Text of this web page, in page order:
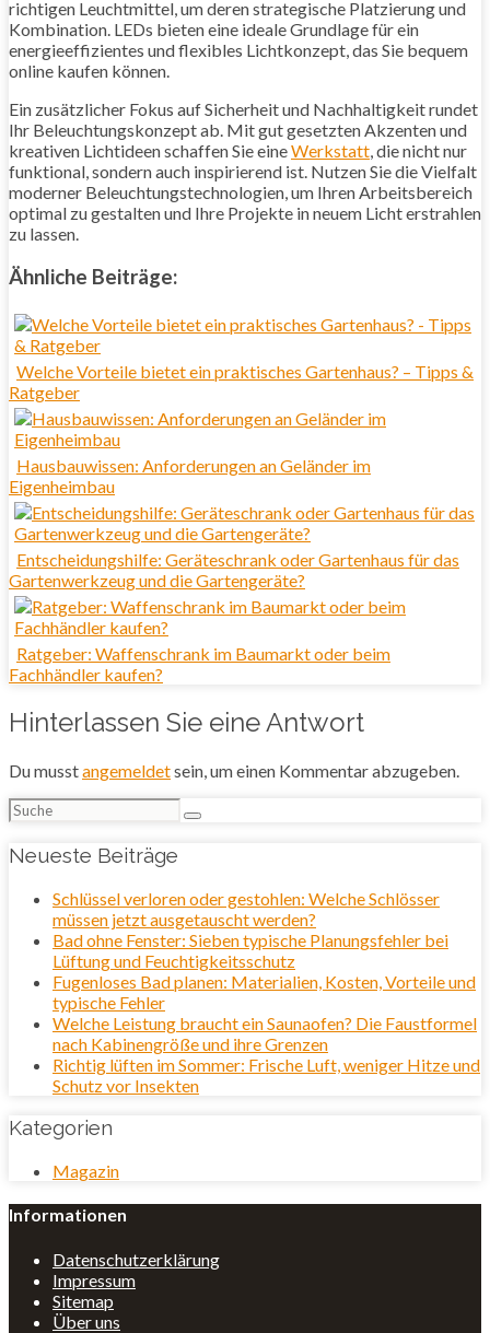
richtigen Leuchtmittel, um deren strategische Platzierung und
Kombination. LEDs bieten eine ideale Grundlage für ein
energieeffizientes und flexibles Lichtkonzept, das Sie bequem
online kaufen können.
Ein zusätzlicher Fokus auf Sicherheit und Nachhaltigkeit rundet
Ihr Beleuchtungskonzept ab. Mit gut gesetzten Akzenten und
kreativen Lichtideen schaffen Sie eineWerkstatt, die nicht nur
funktional, sondern auch inspirierend ist. Nutzen Sie die Vielfalt
moderner Beleuchtungstechnologien, um Ihren Arbeitsbereich
optimal zu gestalten und Ihre Projekte in neuem Licht erstrahlen
zu lassen.
Ähnliche Beiträge:
Welche Vorteile bietet ein praktisches Gartenhaus? – Tipps &
Ratgeber
Hausbauwissen: Anforderungen an Geländer im
Eigenheimbau
Entscheidungshilfe: Geräteschrank oder Gartenhaus für das
Gartenwerkzeug und die Gartengeräte?
Ratgeber: Waffenschrank im Baumarkt oder beim
Fachhändler kaufen?
Hinterlassen Sie eine Antwort
Du musstangemeldetsein, um einen Kommentar abzugeben.
Suchen
nach:
Neueste Beiträge
Schlüssel verloren oder gestohlen: Welche Schlösser
müssen jetzt ausgetauscht werden?
Bad ohne Fenster: Sieben typische Planungsfehler bei
Lüftung und Feuchtigkeitsschutz
Fugenloses Bad planen: Materialien, Kosten, Vorteile und
typische Fehler
Welche Leistung braucht ein Saunaofen? Die Faustformel
nach Kabinengröße und ihre Grenzen
Richtig lüften im Sommer: Frische Luft, weniger Hitze und
Schutz vor Insekten
Kategorien
Magazin
Informationen
Datenschutzerklärung
Impressum
Sitemap
Über uns